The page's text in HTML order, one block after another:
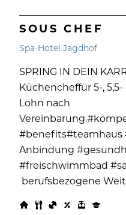
SOUS CHEF
Spa-Hotel Jagdhof
SPRING IN DEIN
Küchencheffür 5-,
Lohn nach
#benefits#teamhaus
Anbindung
#freischwimmbad
berufsbezogene